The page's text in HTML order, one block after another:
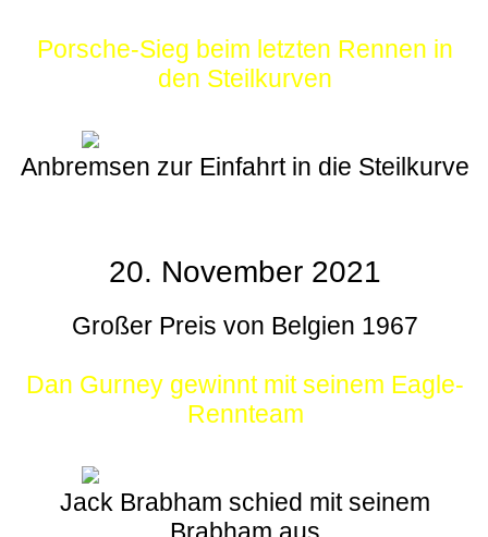
Porsche-Sieg beim letzten Rennen in
den Steilkurven
Anbremsen zur Einfahrt in die Steilkurve
20. November 2021
Großer Preis von Belgien 1967
Dan Gurney gewinnt mit seinem Eagle-
Rennteam
Jack Brabham schied mit seinem